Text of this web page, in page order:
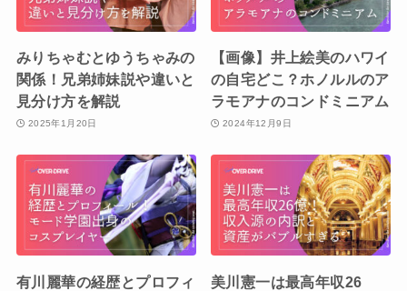
みりちゃむとゆうちゃみの
関係！兄弟姉妹説や違いと
見分け方を解説
2025年1月20日
【画像】井上絵美のハワイ
の自宅どこ？ホノルルのア
ラモアナのコンドミニアム
2024年12月9日
有川麗華の経歴とプロフィ
美川憲一は最高年収26